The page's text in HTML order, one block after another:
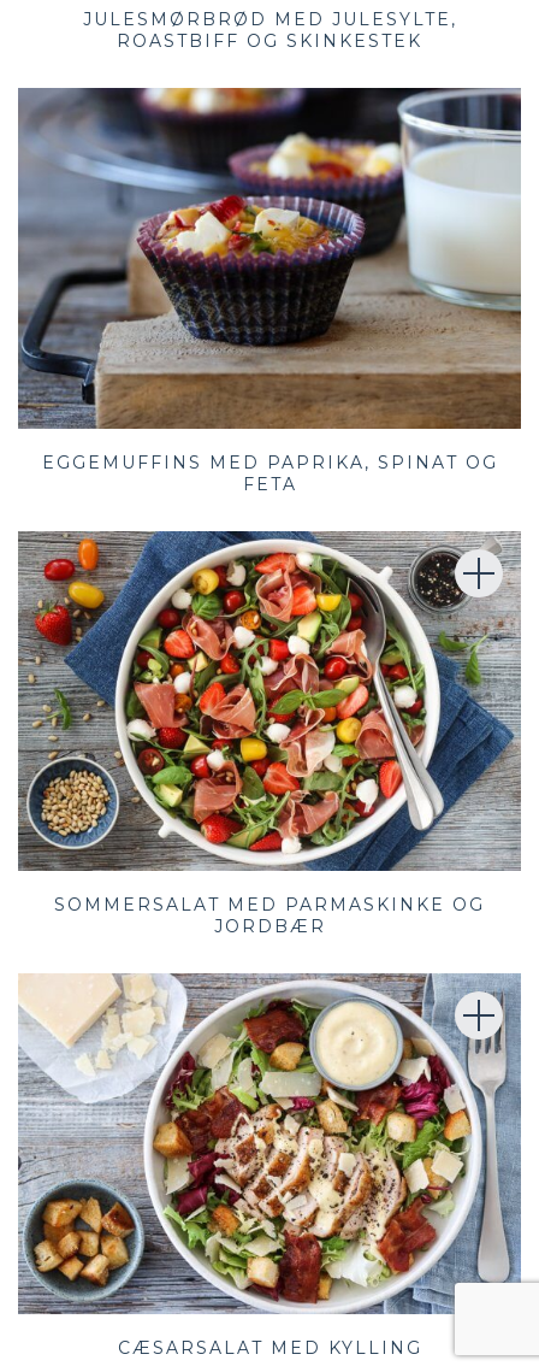
JULESMØRBRØD MED JULESYLTE,
ROASTBIFF OG SKINKESTEK
EGGEMUFFINS MED PAPRIKA, SPINAT OG
FETA
SOMMERSALAT MED PARMASKINKE OG
JORDBÆR
CÆSARSALAT MED KYLLING